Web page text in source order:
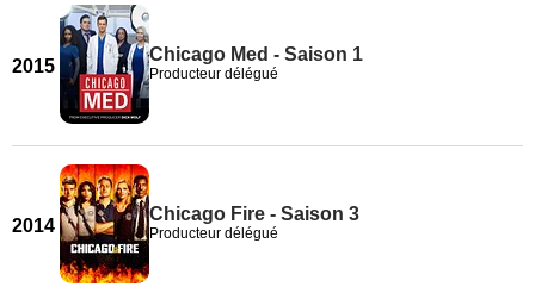
2015
Chicago Med - Saison 1
Producteur délégué
2014
Chicago Fire - Saison 3
Producteur délégué